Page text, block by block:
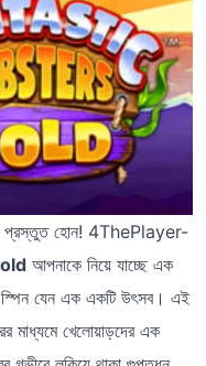
প্রস্তুত হোন! 4ThePlayer-
আপনাকে নিয়ে যাচ্ছে এক
স্পিন যেন এক একটি উৎসব। এই
মাধ্যমে খেলোয়াড়দের এক